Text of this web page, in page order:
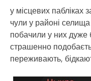
у місцевих пабліках
чули у районі
побачили у них
страшенно
переживають,